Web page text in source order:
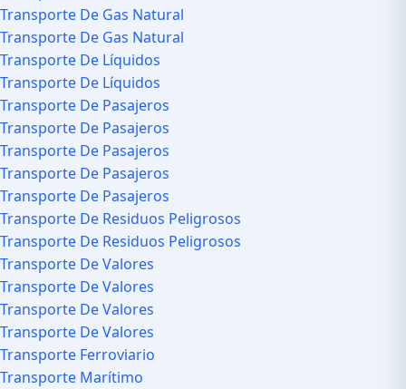
Transporte De Gas Natural
Transporte De Gas Natural
Transporte De Líquidos
Transporte De Líquidos
Transporte De Pasajeros
Transporte De Pasajeros
Transporte De Pasajeros
Transporte De Pasajeros
Transporte De Pasajeros
Transporte De Residuos Peligrosos
Transporte De Residuos Peligrosos
Transporte De Valores
Transporte De Valores
Transporte De Valores
Transporte De Valores
Transporte Ferroviario
Transporte Marítimo